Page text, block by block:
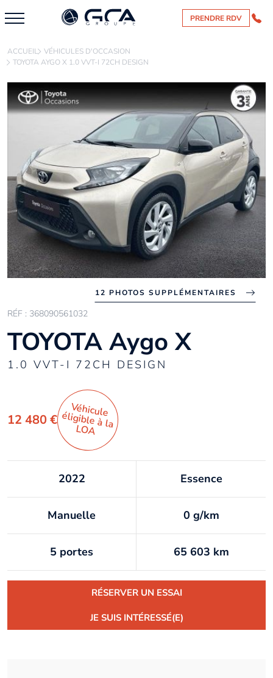
PRENDRE RDV
ACCUEIL VÉHICULES D'OCCASION
TOYOTA AYGO X 1.0 VVT-I 72CH DESIGN
12 PHOTOS SUPPLÉMENTAIRES
RÉF : 368090561032
TOYOTA Aygo X
1.0 VVT-I 72CH DESIGN
12 480 €
Véhicule
éligible à la
LO
A
2022 Essence
Manuelle 0 g/km
5 portes 65 603 km
RÉSERVER UN ESSAI
JE SUIS INTÉRESSÉ(E)